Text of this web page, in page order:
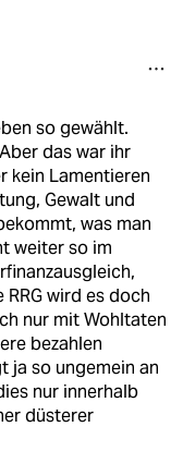
so gewählt.
das war ihr
kein Lamentieren
Gewalt und
was man
weiter so im
wird es doch
nur mit Wohltaten
bezahlen
ja so ungemein an
nur innerhalb
düsterer